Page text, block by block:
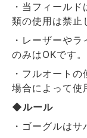
・当フィール
類の使用は禁止
・レーザーや
のみはOKです。
・フルオート
場合によって使
◆ルール
・ゴーグルは